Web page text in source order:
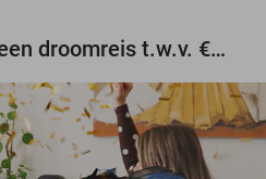
Maak gratis kans op een droomreis t.w.v. €3.000!